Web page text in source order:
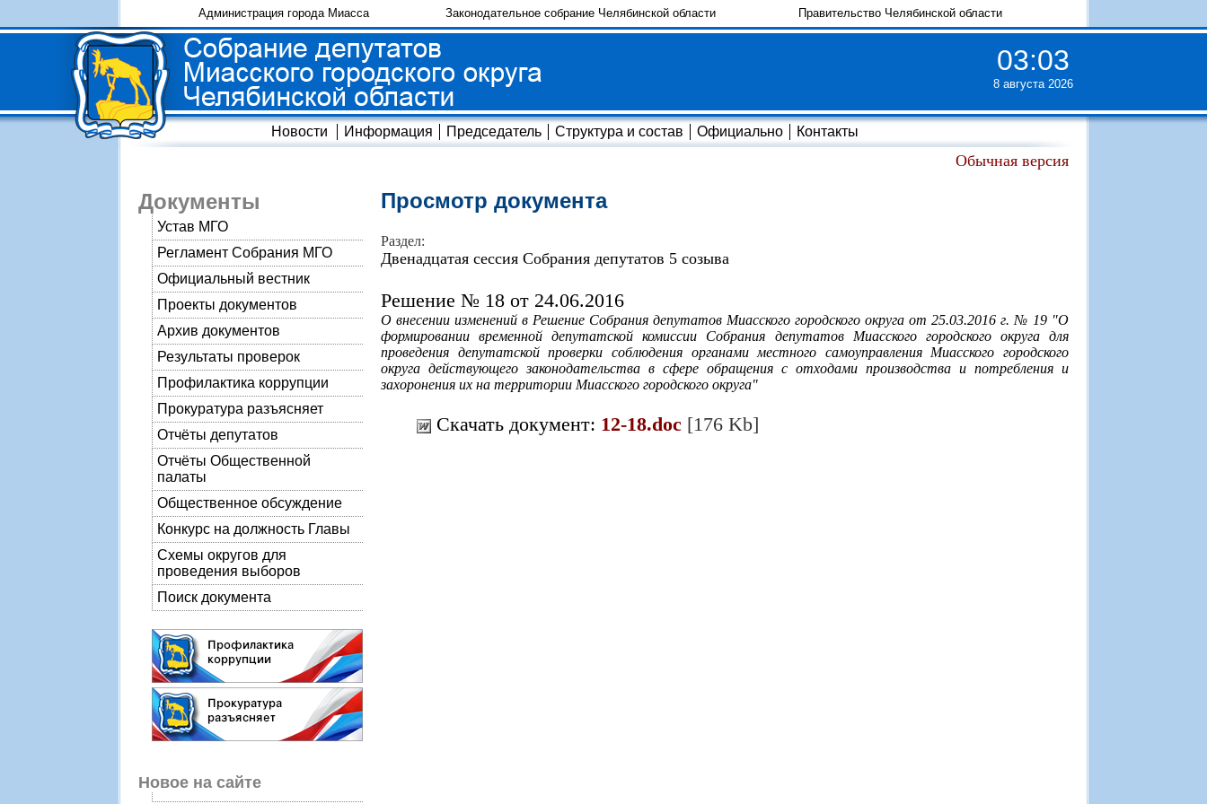
Администрация города Миасса Законодательное собрание Челябинской области Правительство Челябинской области
03:03
8 августа 2026
Новости Информация Председатель Структура и состав Официально Контакты
Обычная версия
Документы
Устав МГО
Регламент Собрания МГО
Официальный вестник
Проекты документов
Архив документов
Результаты проверок
Профилактика коррупции
Прокуратура разъясняет
Отчёты депутатов
Отчёты Общественной
палаты
Общественное обсуждение
Конкурс на должность Главы
Схемы округов для
проведения выборов
Поиск документа
Новое на сайте
Просмотр документа
Раздел:
Двенадцатая сессия Собрания депутатов 5 созыва
Решение № 18 от 24.06.2016
О внесении изменений в Решение Собрания депутатов Миасского городского округа от 25.03.2016 г. № 19 "О
формировании временной депутатской комиссии Собрания депутатов Миасского городского округа для
проведения депутатской проверки соблюдения органами местного самоуправления Миасского городского
округа действующего законодательства в сфере обращения с отходами производства и потребления и
захоронения их на территории Миасского городского округа"
Скачать документ: 12-18.doc [176 Kb]